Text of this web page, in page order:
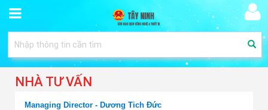
NHÀ TƯ VẤN
Managing Director - Dương Tich Đức